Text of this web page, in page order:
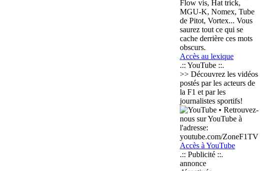
Flow vis, Hat trick,
MGU-K, Nomex, Tube
de Pitot, Vortex... Vous
saurez tout ce qui se
cache derrière ces mots
obscurs.
Accès au lexique
.:: YouTube ::.
>> Découvrez les vidéos
postés par les acteurs de
la F1 et par les
journalistes sportifs!
• Retrouvez-
nous sur YouTube à
l'adresse:
youtube.com/ZoneF1TV
Accès à YouTube
.:: Publicité ::.
annonce